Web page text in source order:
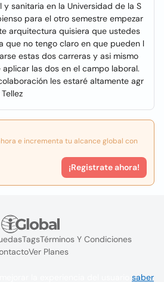
y sanitaria en la Universidad de la S
para el otro semestre empezar
arquitectura quisiera que ustedes
que no tengo claro en que pueden l
estas dos carreras y asi mismo
las dos en el campo laboral.
les estaré altamente agr
e incrementa tu alcance global con
¡Registrate ahora!
TagsTérminos Y Condiciones
Ver Planes
saber